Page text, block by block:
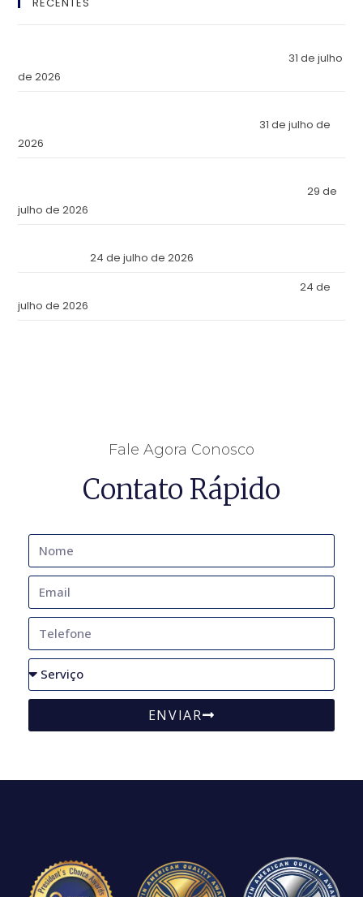
31 de julho
de 2026
31 de julho de
2026
29 de
julho de 2026
24 de julho de 2026
24 de
julho de 2026
Fale Agora Conosco
Contato Rápido
ENVIAR